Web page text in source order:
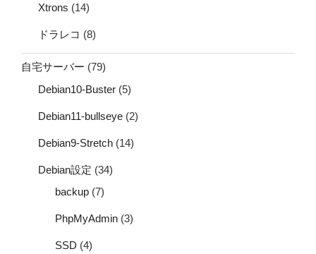
Xtrons (14)
ドラレコ (8)
自宅サーバー (79)
Debian10-Buster (5)
Debian11-bullseye (2)
Debian9-Stretch (14)
Debian設定 (34)
backup (7)
PhpMyAdmin (3)
SSD (4)